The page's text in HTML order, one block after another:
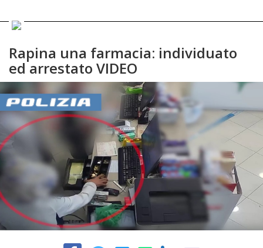
Rapina una farmacia: individuato
ed arrestato VIDEO